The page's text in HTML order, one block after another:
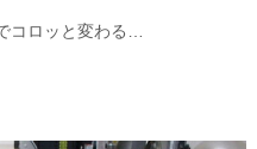
コロッと変わる…